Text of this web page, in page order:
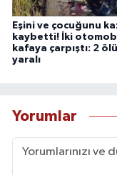
Eşini ve çocuğunu
kaybetti! İki
kafaya çarpıştı: 2
yaralı
Yorumlar